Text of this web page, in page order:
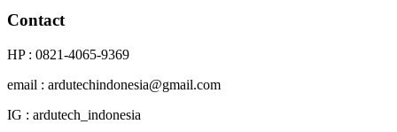
Contact
HP : 0821-4065-9369
email : ardutechindonesia@gmail.com
IG : ardutech_indonesia